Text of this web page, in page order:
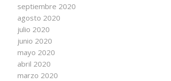
septiembre 2020
agosto 2020
julio 2020
junio 2020
mayo 2020
abril 2020
marzo 2020